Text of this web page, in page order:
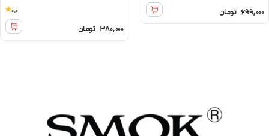
699,000 تومان
380,000 تومان
0.0